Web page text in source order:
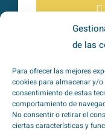
de las
Para ofrecer las mejores
cookies para almacenar y/
consentimiento de estas
comportamiento de
No consentir o retirar el
ciertas características y
privacidad